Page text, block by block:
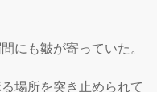
にも皺が寄っていた。
場所を突き止められて